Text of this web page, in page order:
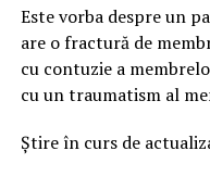
Este vorba despre un
are o fractură de
cu contuzie a
cu un traumatism al
Știre în curs de